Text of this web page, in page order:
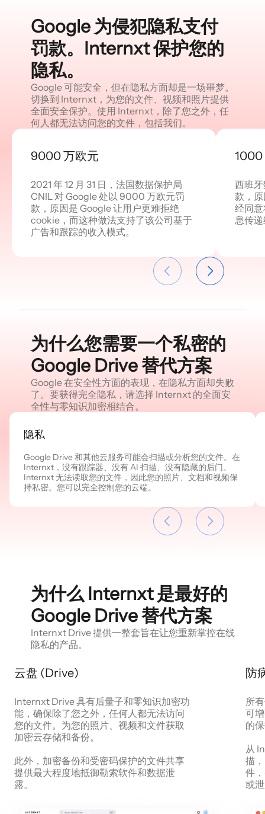
Google 为侵犯隐私支付
罚款。Internxt 保护您的
隐私。
Google 可能安全，但在隐私方面却是一场噩梦。
切换到 Internxt，为您的文件、视频和照片提供
全面安全保护。使用 Internxt，除了您之外，任
何人都无法访问您的文件，包括我们。
9000 万欧元
2021 年 12 月 31 日，法国数据保护局
CNIL 对 Google 处以 9000 万欧元罚
款，原因是 Google 让用户更难拒绝
cookie，而这种做法支持了该公司基于
广告和跟踪的收入模式。
1000
西班
款，
经同
息传
为什么您需要一个私密的
Google Drive 替代方案
Google 在安全性方面的表现，在隐私方面却失败
了。要获得完全隐私，请选择 Internxt 的全面安
全性与零知识加密相结合。
隐私
Google Drive 和其他云服务可能会扫描或分析您的文件。在
Internxt，没有跟踪器、没有 AI 扫描、没有隐藏的后门。
Internxt 无法读取您的文件，因此您的照片、文档和视频保
持私密。您可以完全控制您的云端。
为什么 Internxt 是最好的
Google Drive 替代方案
Internxt Drive 提供一整套旨在让您重新掌控在线
隐私的产品。
云盘 (Drive)
Internxt Drive 具有后量子和零知识加密功
能，确保除了您之外，任何人都无法访问
您的文件。为您的照片、视频和文件获取
加密云存储和备份。
此外，加密备份和受密码保护的文件共享
提供最大程度地抵御勒索软件和数据泄
露。
防
所
可
的
从
描
件
或